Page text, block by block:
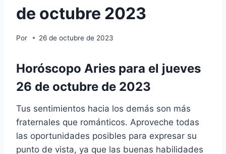
de octubre 2023
Por 26 de octubre de 2023
Horóscopo Aries para el jueves
26 de octubre de 2023
Tus sentimientos hacia los demás son más
fraternales que románticos. Aproveche todas
las oportunidades posibles para expresar su
punto de vista, ya que las buenas habilidades